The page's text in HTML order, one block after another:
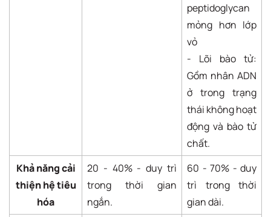
peptidoglycan
mỏng hơn lớp
vỏ
- Lõi bào tử:
Gồm nhân ADN
ở trong trạng
thái không hoạt
động và bào tử
chất.
Khả năng cải
thiện hệ tiêu
hóa
20 - 40% - duy trì
trong thời gian
ngắn.
60 - 70% - duy
trì trong thời
gian dài.